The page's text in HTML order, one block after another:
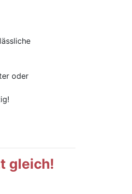
oder
gleich!